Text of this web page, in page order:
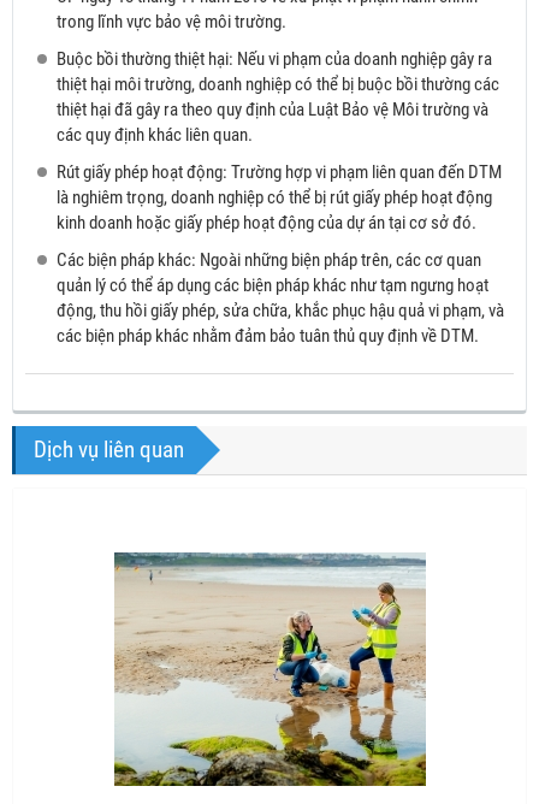
trong lĩnh vực bảo vệ môi trường.
Buộc bồi thường thiệt hại: Nếu vi phạm của doanh nghiệp gây ra
thiệt hại môi trường, doanh nghiệp có thể bị buộc bồi thường các
thiệt hại đã gây ra theo quy định của Luật Bảo vệ Môi trường và
các quy định khác liên quan.
Rút giấy phép hoạt động: Trường hợp vi phạm liên quan đến DTM
là nghiêm trọng, doanh nghiệp có thể bị rút giấy phép hoạt động
kinh doanh hoặc giấy phép hoạt động của dự án tại cơ sở đó.
Các biện pháp khác: Ngoài những biện pháp trên, các cơ quan
quản lý có thể áp dụng các biện pháp khác như tạm ngưng hoạt
động, thu hồi giấy phép, sửa chữa, khắc phục hậu quả vi phạm, và
các biện pháp khác nhằm đảm bảo tuân thủ quy định về DTM.
Dịch vụ liên quan